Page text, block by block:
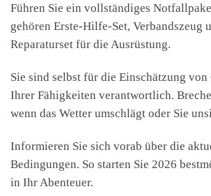
Führen Sie ein vollständiges
gehören Erste-Hilfe-Set, Verbandszeug
Reparaturset für die Ausrüstung.
Sie sind selbst für die Einschätzung von
Ihrer Fähigkeiten verantwortlich.
wenn das Wetter umschlägt oder Sie
Informieren Sie sich vorab über die
Bedingungen. So starten Sie 2026
in Ihr Abenteuer.